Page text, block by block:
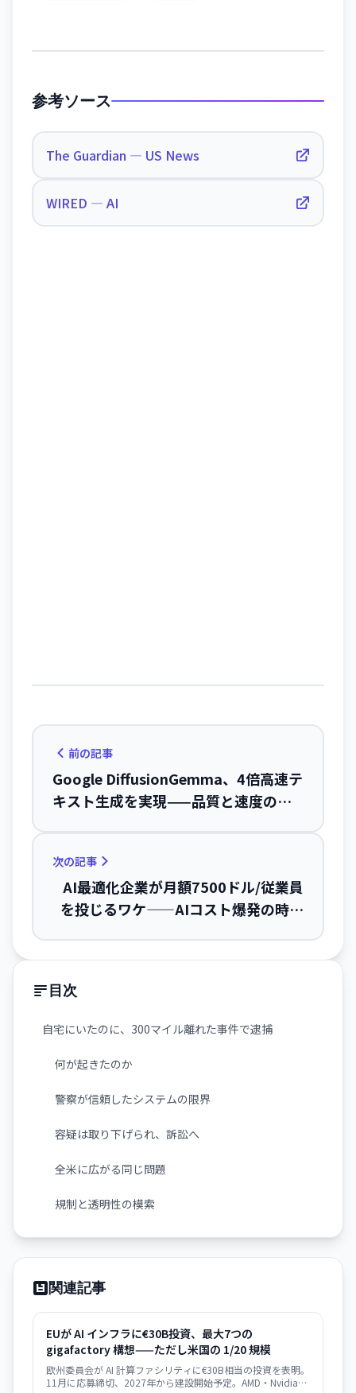
参考ソース
The Guardian — US News
WIRED — AI
前の記事
Google DiffusionGemma、4倍高速テ
キスト生成を実現——品質と速度のト
次の記事
AI最適化企業が月額7500ドル/従業員
を投じるワケ——AIコスト爆発の時代
目次
自宅にいたのに、300マイル離れた事件で逮捕
何が起きたのか
警察が信頼したシステムの限界
容疑は取り下げられ、訴訟へ
全米に広がる同じ問題
規制と透明性の模索
関連記事
EUが AI インフラに€30B投資、最大7つの
gigafactory 構想——ただし米国の 1/20 規模
欧州委員会が AI 計算ファシリティに€30B相当の投資を表明。
11月に応募締切、2027年から建設開始予定。AMD・Nvidia・